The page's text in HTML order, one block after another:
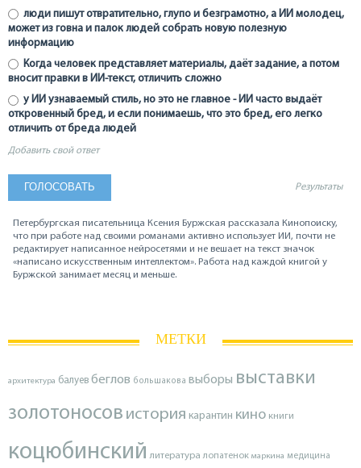
люди пишут отвратительно, глупо и безграмотно, а ИИ молодец,
может из говна и палок людей собрать новую полезную
информацию
Когда человек представляет материалы, даёт задание, а потом
вносит правки в ИИ-текст, отличить сложно
у ИИ узнаваемый стиль, но это не главное - ИИ часто выдаёт
откровенный бред, и если понимаешь, что это бред, его легко
отличить от бреда людей
Добавить свой ответ
Результаты
Петербургская писательница Ксения Буржская рассказала Кинопоиску,
что при работе над своими романами активно использует ИИ, почти не
редактирует написанное нейросетями и не вешает на текст значок
«написано искусственным интеллектом». Работа над каждой книгой у
Буржской занимает месяц и меньше.
МЕТКИ
архитектура балуев беглов большакова выборы выставки
золотоносов история карантин кино книги
коцюбинский литература лопатенок маркина медицина